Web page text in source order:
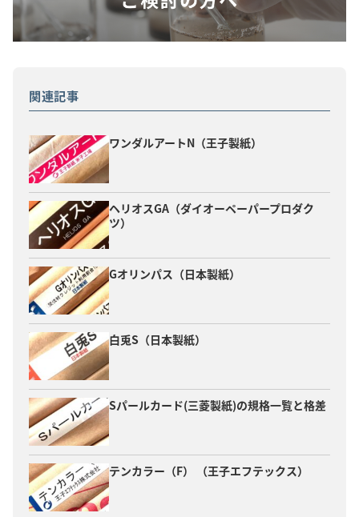
関連記事
ワンダルアートN（王子製紙）
ヘリオスGA（ダイオーペーパープロダク
ツ）
Gオリンパス（日本製紙）
白兎S（日本製紙）
Sパールカード(三菱製紙)の規格一覧と格差
テンカラー（F） （王子エフテックス）